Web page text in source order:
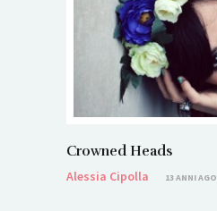
Crowned Heads
Alessia Cipolla
13 ANNI AGO